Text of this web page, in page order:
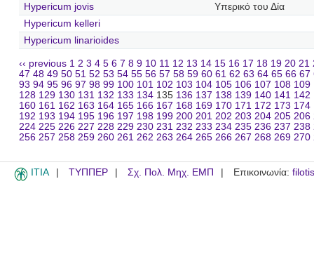
Hypericum jovis
Υπερικό του Δία
Hypericum kelleri
Hypericum linarioides
‹‹ previous 1 2 3 4 5 6 7 8 9 10 11 12 13 14 15 16 17 18 19 20 21
47 48 49 50 51 52 53 54 55 56 57 58 59 60 61 62 63 64 65 66 67
93 94 95 96 97 98 99 100 101 102 103 104 105 106 107 108 109
128 129 130 131 132 133 134 135 136 137 138 139 140 141 142
160 161 162 163 164 165 166 167 168 169 170 171 172 173 174
192 193 194 195 196 197 198 199 200 201 202 203 204 205 206
224 225 226 227 228 229 230 231 232 233 234 235 236 237 238
256 257 258 259 260 261 262 263 264 265 266 267 268 269 270
ITIA ΤΥΠΠΕΡ Σχ. Πολ. Μηχ. ΕΜΠ Επικοινωνία: